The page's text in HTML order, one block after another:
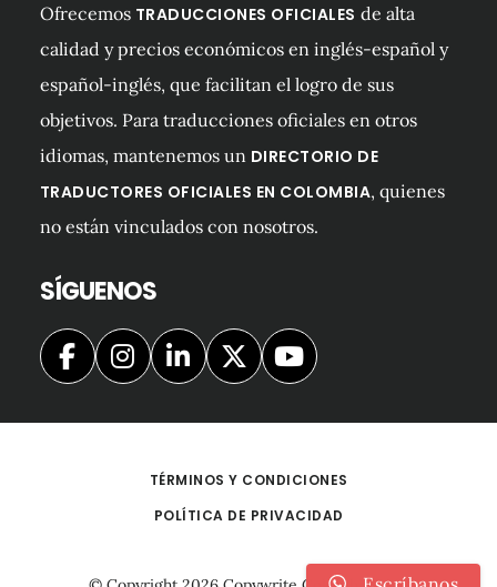
Ofrecemos TRADUCCIONES OFICIALES de alta
calidad y precios económicos en inglés-español y
español-inglés, que facilitan el logro de sus
objetivos. Para traducciones oficiales en otros
idiomas, mantenemos un DIRECTORIO DE
TRADUCTORES OFICIALES EN COLOMBIA, quienes
no están vinculados con nosotros.
SÍGUENOS
TÉRMINOS Y CONDICIONES
POLÍTICA DE PRIVACIDAD